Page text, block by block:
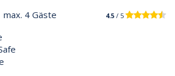
max. 4 Gäste 4.5 / 5